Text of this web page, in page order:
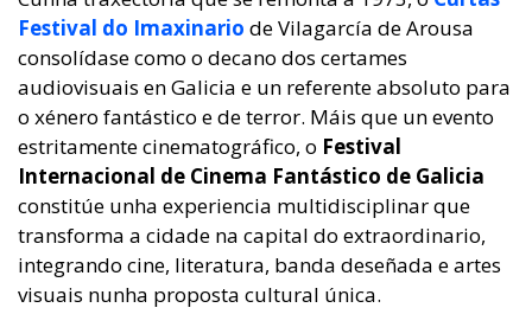
Festival do Imaxinario de Vilagarcía de Arousa
consolídase como o decano dos certames
audiovisuais en Galicia e un referente absoluto para
o xénero fantástico e de terror. Máis que un evento
estritamente cinematográfico, o Festival
Internacional de Cinema Fantástico de Galicia
constitúe unha experiencia multidisciplinar que
transforma a cidade na capital do extraordinario,
integrando cine, literatura, banda deseñada e artes
visuais nunha proposta cultural única.